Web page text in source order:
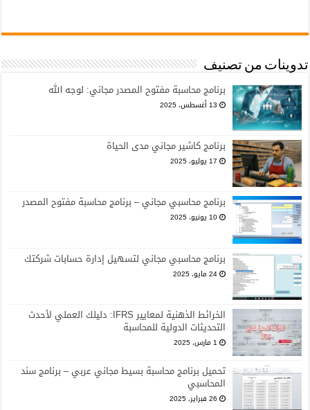
تدوينات من تصنيف
برنامج محاسبة مفتوح المصدر مجاني: لوجه الله
13 أغسطس، 2025
برنامج كاشير مجاني مدى الحياة
17 يوليو، 2025
برنامج محاسبي مجاني – برنامج محاسبة مفتوح المصدر
10 يونيو، 2025
برنامج محاسبي مجاني لتسهيل إدارة حسابات شركتك
24 مايو، 2025
الخرائط الذهنية لمعايير IFRS: دليلك العملي لأحدث
التحديثات الدولية للمحاسبة
1 مارس، 2025
تحميل برنامج محاسبة بسيط مجاني عربي – برنامج سند
المحاسبي
26 فبراير، 2025